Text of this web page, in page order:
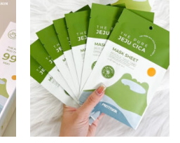
to
Add to
wishlist